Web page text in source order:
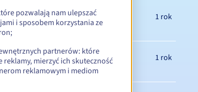
1 rok
1 rok
pozwalają nam ulepszać
i sposobem korzystania ze
partnerów: które
mierzyć ich skuteczność
reklamowym i mediom